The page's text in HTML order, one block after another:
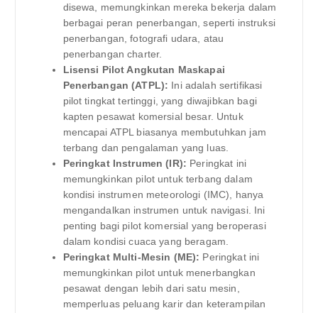
disewa, memungkinkan mereka bekerja dalam
berbagai peran penerbangan, seperti instruksi
penerbangan, fotografi udara, atau
penerbangan charter.
Lisensi Pilot Angkutan Maskapai
Penerbangan (ATPL): Ini adalah sertifikasi
pilot tingkat tertinggi, yang diwajibkan bagi
kapten pesawat komersial besar. Untuk
mencapai ATPL biasanya membutuhkan jam
terbang dan pengalaman yang luas.
Peringkat Instrumen (IR): Peringkat ini
memungkinkan pilot untuk terbang dalam
kondisi instrumen meteorologi (IMC), hanya
mengandalkan instrumen untuk navigasi. Ini
penting bagi pilot komersial yang beroperasi
dalam kondisi cuaca yang beragam.
Peringkat Multi-Mesin (ME): Peringkat ini
memungkinkan pilot untuk menerbangkan
pesawat dengan lebih dari satu mesin,
memperluas peluang karir dan keterampilan